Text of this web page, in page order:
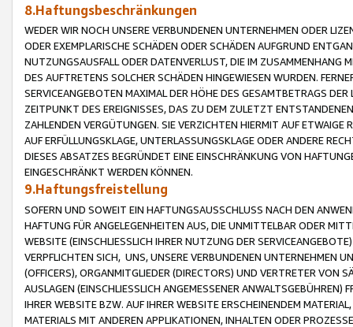
8.Haftungsbeschränkungen
WEDER WIR NOCH UNSERE VERBUNDENEN UNTERNEHMEN ODER
ODER EXEMPLARISCHE SCHÄDEN ODER SCHÄDEN AUFGRUND
NUTZUNGSAUSFALL ODER DATENVERLUST, DIE IM ZUSAMMENHANG
DES AUFTRETENS SOLCHER SCHÄDEN HINGEWIESEN WURDEN.
SERVICEANGEBOTEN MAXIMAL DER HÖHE DES GESAMTBETRAGS
ZEITPUNKT DES EREIGNISSES, DAS ZU DEM ZULETZT
ZAHLENDEN VERGÜTUNGEN. SIE VERZICHTEN HIERMIT AUF
AUF ERFÜLLUNGSKLAGE, UNTERLASSUNGSKLAGE ODER ANDERE
DIESES ABSATZES BEGRÜNDET EINE EINSCHRÄNKUNG VON
EINGESCHRÄNKT WERDEN KÖNNEN.
9.Haftungsfreistellung
SOFERN UND SOWEIT EIN HAFTUNGSAUSSCHLUSS NACH DEN
HAFTUNG FÜR ANGELEGENHEITEN AUS, DIE UNMITTELBAR ODER
WEBSITE (EINSCHLIESSLICH IHRER NUTZUNG DER
VERPFLICHTEN SICH, UNS, UNSERE VERBUNDENEN UNTERNEHMEN
(OFFICERS), ORGANMITGLIEDER (DIRECTORS) UND VERTRETER VON
AUSLAGEN (EINSCHLIESSLICH ANGEMESSENER
IHRER WEBSITE BZW. AUF IHRER WEBSITE ERSCHEINENDEM
MATERIALS MIT ANDEREN APPLIKATIONEN, INHALTEN ODER